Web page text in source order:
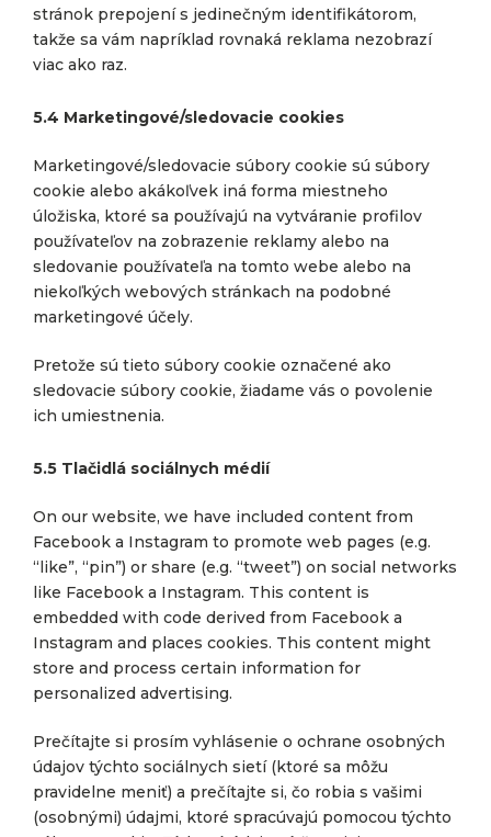
stránok prepojení s jedinečným identifikátorom,
takže sa vám napríklad rovnaká reklama nezobrazí
viac ako raz.
5.4 Marketingové/sledovacie cookies
Marketingové/sledovacie súbory cookie sú súbory
cookie alebo akákoľvek iná forma miestneho
úložiska, ktoré sa používajú na vytváranie profilov
používateľov na zobrazenie reklamy alebo na
sledovanie používateľa na tomto webe alebo na
niekoľkých webových stránkach na podobné
marketingové účely.
Pretože sú tieto súbory cookie označené ako
sledovacie súbory cookie, žiadame vás o povolenie
ich umiestnenia.
5.5 Tlačidlá sociálnych médií
On our website, we have included content from
Facebook a Instagram to promote web pages (e.g.
“like”, “pin”) or share (e.g. “tweet”) on social networks
like Facebook a Instagram. This content is
embedded with code derived from Facebook a
Instagram and places cookies. This content might
store and process certain information for
personalized advertising.
Prečítajte si prosím vyhlásenie o ochrane osobných
údajov týchto sociálnych sietí (ktoré sa môžu
pravidelne meniť) a prečítajte si, čo robia s vašimi
(osobnými) údajmi, ktoré spracúvajú pomocou týchto